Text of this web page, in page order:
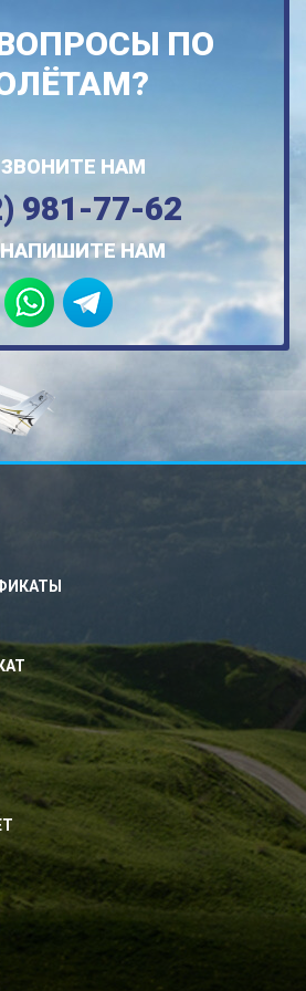
ПО
НАМ
981-77-62
НАМ